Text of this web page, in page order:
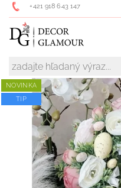
+421 918 643 147
NOVINKA
TIP